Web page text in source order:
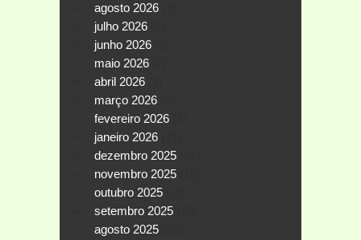
agosto 2026
julho 2026
junho 2026
maio 2026
abril 2026
março 2026
fevereiro 2026
janeiro 2026
dezembro 2025
novembro 2025
outubro 2025
setembro 2025
agosto 2025